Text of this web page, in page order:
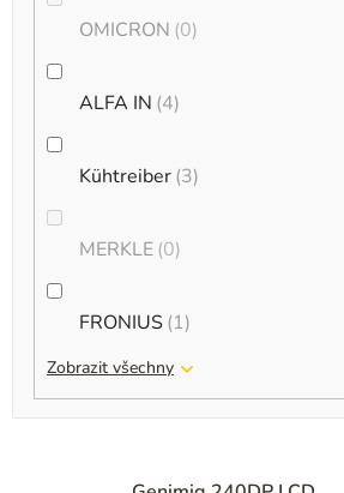
TIG AC/DC (hliník)
Multifunkčné zváračky
Zváračky na plast
OMICRON 0
ALFA IN 4
Kühtreiber 3
MERKLE 0
FRONIUS 1
Zobrazit všechny